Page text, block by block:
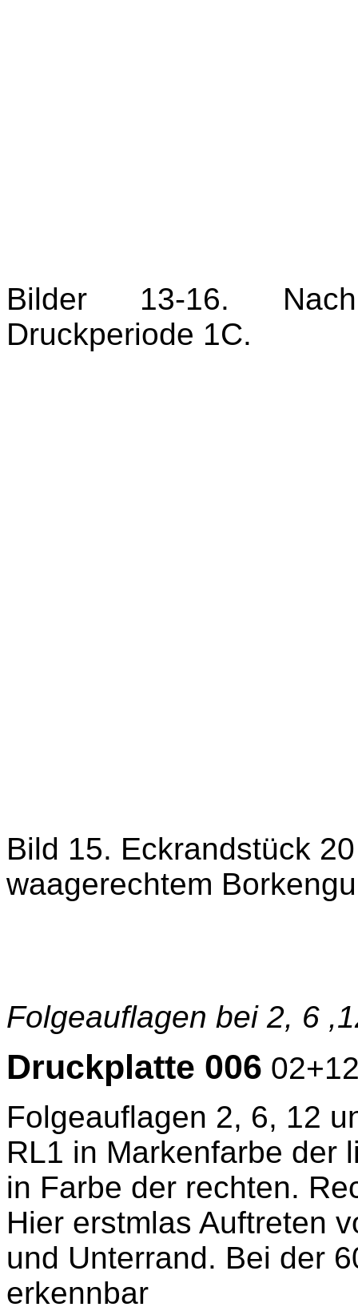
Bilder 13-16.
Druckperiode 1C.
Bild 15. Eckrandstück
waagerechtem
Folgeauflagen bei 2, 6
Druckplatte 006
Folgeauflagen 2, 6, 12
RL1 in Markenfarbe der
in Farbe der rechten.
Hier erstmlas Auftreten
und Unterrand. Bei der
erkennbar